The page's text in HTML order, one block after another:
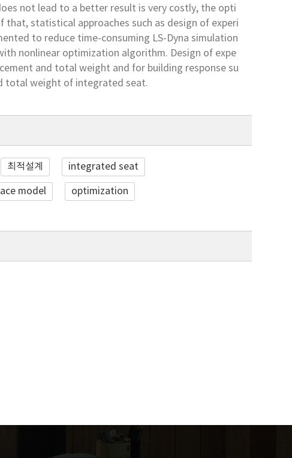
not lead to a better result is very costly, the opti
statistical approaches such as design of experi
to reduce time-consuming LS-Dyna simulation
nonlinear optimization algorithm. Design of expe
and total weight and for building response su
total weight of integrated seat.
최적설계 integrated seat
model optimization